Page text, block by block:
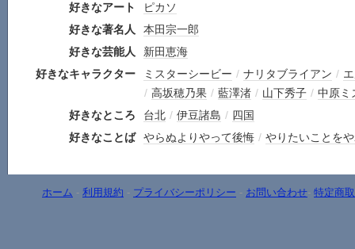
好きなアート
ピカソ
好きな著名人
本田宗一郎
好きな芸能人
新田恵海
好きなキャラクター
ミスターシービー / ナリタブライアン /
/ 高坂穂乃果 / 藍澤渚 / 山下秀子 / 中原ミ
好きなところ
台北 / 伊豆諸島 / 四国
好きなことば
やらぬよりやって後悔 / やりたいことを
ホーム - 利用規約 - プライバシーポリシー - お問い合わせ- 特定商